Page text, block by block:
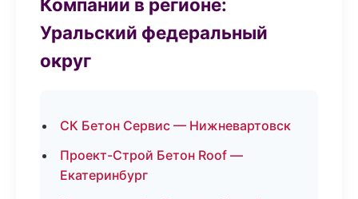
Компании в регионе:
Уральский федеральный
округ
СК Бетон Сервис — Нижневартовск
Проект-Строй Бетон Roof —
Екатеринбург